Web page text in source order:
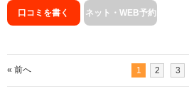
口コミを書く ネット・WEB予約
« 前へ 1 2 3